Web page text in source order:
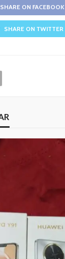
SHARE ON FACEBOOK
SHARE ON TWITTER